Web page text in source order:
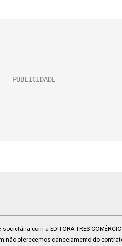
com a EDITORA TRES COMÉRCIO
não oferecemos cancelamento do